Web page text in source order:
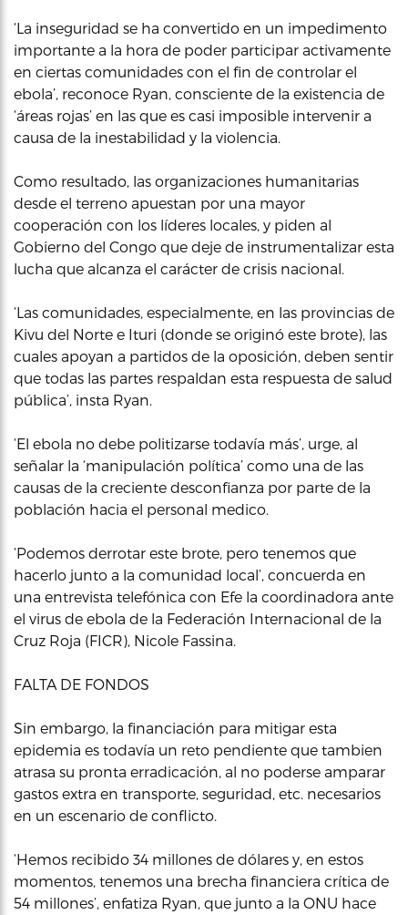
‘La inseguridad se ha convertido en un impedimento
importante a la hora de poder participar activamente
en ciertas comunidades con el fin de controlar el
ebola’, reconoce Ryan, consciente de la existencia de
‘áreas rojas’ en las que es casi imposible intervenir a
causa de la inestabilidad y la violencia.
Como resultado, las organizaciones humanitarias
desde el terreno apuestan por una mayor
cooperación con los líderes locales, y piden al
Gobierno del Congo que deje de instrumentalizar esta
lucha que alcanza el carácter de crisis nacional.
‘Las comunidades, especialmente, en las provincias de
Kivu del Norte e Ituri (donde se originó este brote), las
cuales apoyan a partidos de la oposición, deben sentir
que todas las partes respaldan esta respuesta de salud
pública’, insta Ryan.
‘El ebola no debe politizarse todavía más’, urge, al
señalar la ‘manipulación política’ como una de las
causas de la creciente desconfianza por parte de la
población hacia el personal medico.
‘Podemos derrotar este brote, pero tenemos que
hacerlo junto a la comunidad local’, concuerda en
una entrevista telefónica con Efe la coordinadora ante
el virus de ebola de la Federación Internacional de la
Cruz Roja (FICR), Nicole Fassina.
FALTA DE FONDOS
Sin embargo, la financiación para mitigar esta
epidemia es todavía un reto pendiente que tambien
atrasa su pronta erradicación, al no poderse amparar
gastos extra en transporte, seguridad, etc. necesarios
en un escenario de conflicto.
‘Hemos recibido 34 millones de dólares y, en estos
momentos, tenemos una brecha financiera crítica de
54 millones’, enfatiza Ryan, que junto a la ONU hace